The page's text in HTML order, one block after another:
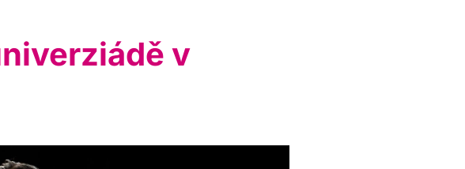
v